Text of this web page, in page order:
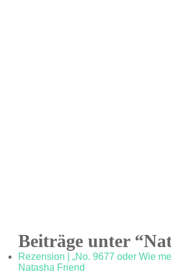
Beiträge unter
Rezension | „No. 9677 oder Wie
Natasha Friend